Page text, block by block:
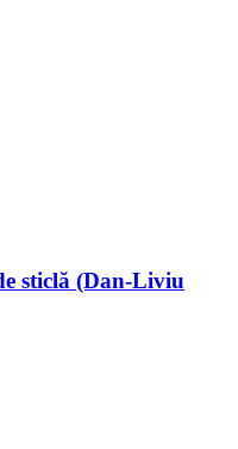
sticlă (Dan-Liviu